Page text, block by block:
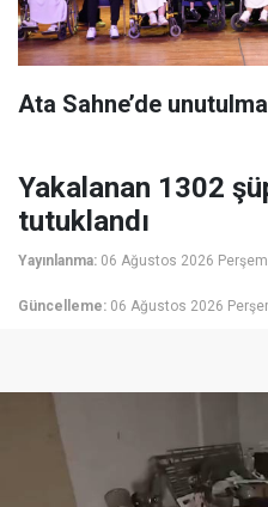
Ata Sahne’de
Yakalanan 1302
tutuklandı
Yayınlanma: 06 Ağustos 2026
Güncelleme: 06 Ağustos 2026